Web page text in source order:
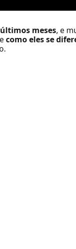
meses, e
como eles se